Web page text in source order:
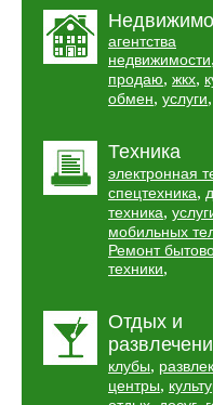
агентства
недвижимости,
продаю, жкх,
обмен, услуги,
Техника
электронная
спецтехника,
техника,
мобильных
Ремонт
техники,
Отдых и
клубы,
центры,